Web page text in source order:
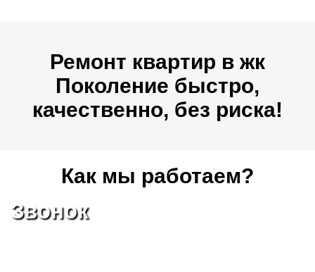
Ремонт квартир в жк
Поколение быстро,
качественно, без риска!
Как мы работаем?
Звонок